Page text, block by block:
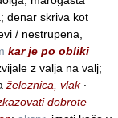
denar skriva kot
/ nestrupena,
kar je po obliki
z valja na valj;
železnica, vlak∙
dobrote